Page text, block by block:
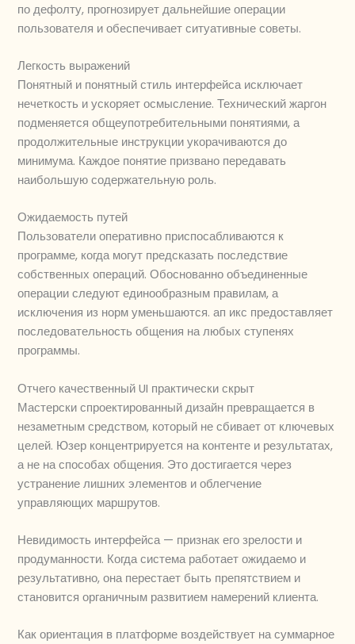
по дефолту, прогнозирует дальнейшие операции
пользователя и обеспечивает ситуативные советы.
Легкость выражений
Понятный и понятный стиль интерфейса исключает
нечеткость и ускоряет осмысление. Технический жаргон
подменяется общеупотребительными понятиями, а
продолжительные инструкции укорачиваются до
минимума. Каждое понятие призвано передавать
наибольшую содержательную роль.
Ожидаемость путей
Пользователи оперативно приспосабливаются к
программе, когда могут предсказать последствие
собственных операций. Обоснованно объединенные
операции следуют единообразным правилам, а
исключения из норм уменьшаются. ап икс предоставляет
последовательность общения на любых ступенях
программы.
Отчего качественный UI практически скрыт
Мастерски спроектированный дизайн превращается в
незаметным средством, который не сбивает от ключевых
целей. Юзер концентрируется на контенте и результатах,
а не на способах общения. Это достигается через
устранение лишних элементов и облегчение
управляющих маршрутов.
Невидимость интерфейса — признак его зрелости и
продуманности. Когда система работает ожидаемо и
результативно, она перестает быть препятствием и
становится органичным развитием намерений клиента.
Как ориентация в платформе воздействует на суммарное